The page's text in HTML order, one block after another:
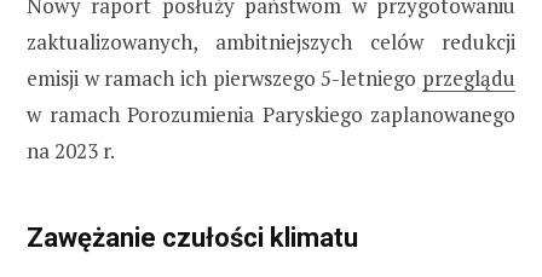
Nowy raport posłuży państwom w przygotowaniu
zaktualizowanych, ambitniejszych celów redukcji
emisji w ramach ich pierwszego 5-letniego przeglądu
w ramach Porozumienia Paryskiego zaplanowanego
na 2023 r.
Zawężanie czułości klimatu